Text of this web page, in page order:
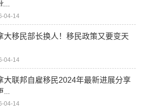
...
04-14
大移民部长换人！移民政策又要变天
04-14
大联邦自雇移民2024年最新进展分享
...
04-14